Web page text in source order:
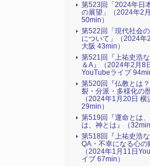
第523回「2024年日
の展望」（2024年2
50min）
第522回「現代社会
について」（2024年
大阪 43min）
第521回『上祐史浩
＆A』（2024年2月8
YouTubeライブ
第520回『仏教とは
裂・分派・多様化の歴
（2024年1月20日 横
29min）
第519回『運命とは
は、神とは』（32min
第518回『上祐史浩
QA・不幸になる心の
（2024年1月11日
イブ 67min）